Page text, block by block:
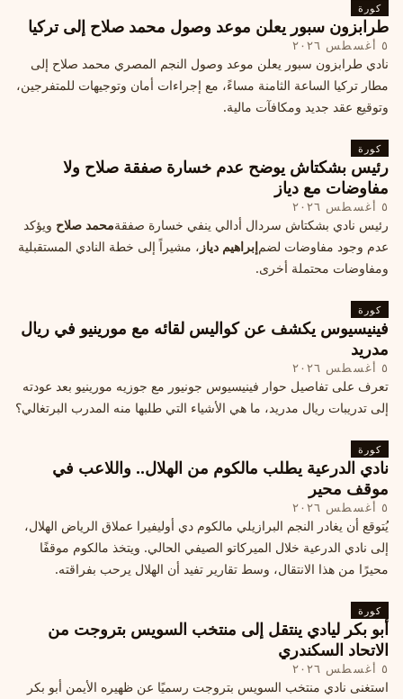
كورة
طرابزون سبور يعلن موعد وصول محمد صلاح إلى تركيا
٥ أغسطس ٢٠٢٦
نادي طرابزون سبور يعلن موعد وصول النجم المصري محمد صلاح إلى
مطار تركيا الساعة الثامنة مساءً، مع إجراءات أمان وتوجيهات للمتفرجين،
وتوقيع عقد جديد ومكافآت مالية.
كورة
رئيس بشكتاش يوضح عدم خسارة صفقة صلاح ولا
مفاوضات مع دياز
٥ أغسطس ٢٠٢٦
رئيس نادي بشكتاش سردال أدالي ينفي خسارة صفقةمحمد صلاح ويؤكد
عدم وجود مفاوضات لضمإبراهيم دياز ، مشيراً إلى خطة النادي المستقبلية
ومفاوضات محتملة أخرى.
كورة
فينيسيوس يكشف عن كواليس لقائه مع مورينيو في ريال
مدريد
٥ أغسطس ٢٠٢٦
تعرف على تفاصيل حوار فينيسيوس جونيور مع جوزيه مورينيو بعد عودته
إلى تدريبات ريال مدريد، ما هي الأشياء التي طلبها منه المدرب البرتغالي؟
كورة
نادي الدرعية يطلب مالكوم من الهلال.. واللاعب في
موقف محير
٥ أغسطس ٢٠٢٦
يُتوقع أن يغادر النجم البرازيلي مالكوم دي أوليفيرا عملاق الرياض الهلال،
إلى نادي الدرعية خلال الميركاتو الصيفي الحالي. ويتخذ مالكوم موقفًا
محيرًا من هذا الانتقال، وسط تقارير تفيد أن الهلال يرحب بفراقته.
كورة
أبو بكر ليادي ينتقل إلى منتخب السويس بتروجت من
الاتحاد السكندري
٥ أغسطس ٢٠٢٦
استغنى نادي منتخب السويس بتروجت رسميًا عن ظهيره الأيمن أبو بكر